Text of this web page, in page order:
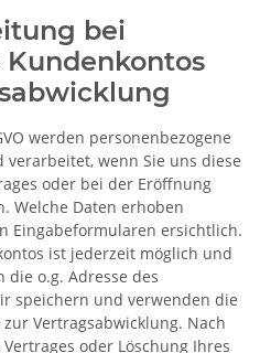
bei
werden personenbezogene
wenn Sie uns diese
oder bei der Eröffnung
Welche Daten erhoben
Eingabeformularen ersichtlich.
ist jederzeit möglich und
o.g. Adresse des
speichern und verwenden die
Vertragsabwicklung. Nach
oder Löschung Ihres